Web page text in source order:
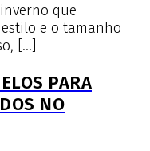
que
e o tamanho
[…]
PARA
NO